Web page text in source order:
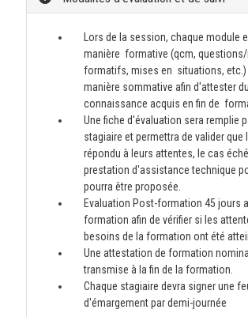
Lors de la session, chaque module
manière formative (qcm,
formatifs, mises en situations, etc.)
manière sommative afin d'attester
connaissance acquis en fin de
Une fiche d'évaluation sera remplie
stagiaire et permettra de valider que
répondu à leurs attentes, le cas
prestation d'assistance technique
pourra être proposée.
Evaluation Post-formation 45 jours
formation afin de vérifier si les
besoins de la formation ont été
Une attestation de formation
transmise à la fin de la formation.
Chaque stagiaire devra signer une
d'émargement par demi-journée